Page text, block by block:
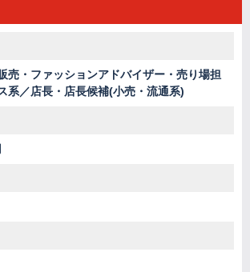
売・ファッションアドバイザー・売り場担
系／店長・店長候補(小売・流通系)